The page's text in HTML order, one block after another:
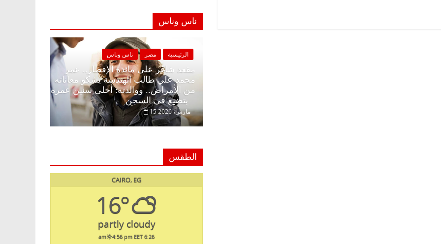
ناس وناس
الرئيسية مصر ناس وناس
مقعد شاغر على مائدة الإفطار.. عمر
محمد علي طالب الهندسة يشكو معاناته
من الأمراض.. ووالدته: أحلى سنين عمره
بتضيع في السجن
15 مارس، 2026
الطقس
CAIRO, EG
16°
partly cloudy
6:26 am
4:56 pm EET